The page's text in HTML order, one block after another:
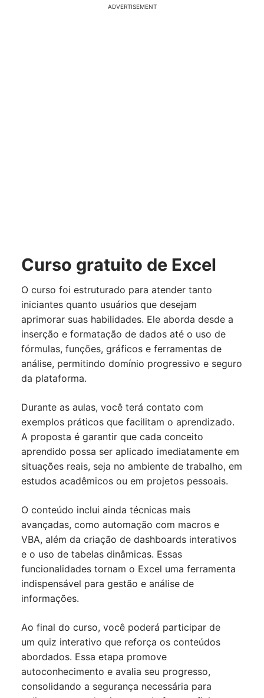
ADVERTISEMENT
Curso gratuito de Excel
O curso foi estruturado para atender tanto
iniciantes quanto usuários que desejam
aprimorar suas habilidades. Ele aborda desde a
inserção e formatação de dados até o uso de
fórmulas, funções, gráficos e ferramentas de
análise, permitindo domínio progressivo e seguro
da plataforma.
Durante as aulas, você terá contato com
exemplos práticos que facilitam o aprendizado.
A proposta é garantir que cada conceito
aprendido possa ser aplicado imediatamente em
situações reais, seja no ambiente de trabalho, em
estudos acadêmicos ou em projetos pessoais.
O conteúdo inclui ainda técnicas mais
avançadas, como automação com macros e
VBA, além da criação de dashboards interativos
e o uso de tabelas dinâmicas. Essas
funcionalidades tornam o Excel uma ferramenta
indispensável para gestão e análise de
informações.
Ao final do curso, você poderá participar de
um quiz interativo que reforça os conteúdos
abordados. Essa etapa promove
autoconhecimento e avalia seu progresso,
consolidando a segurança necessária para